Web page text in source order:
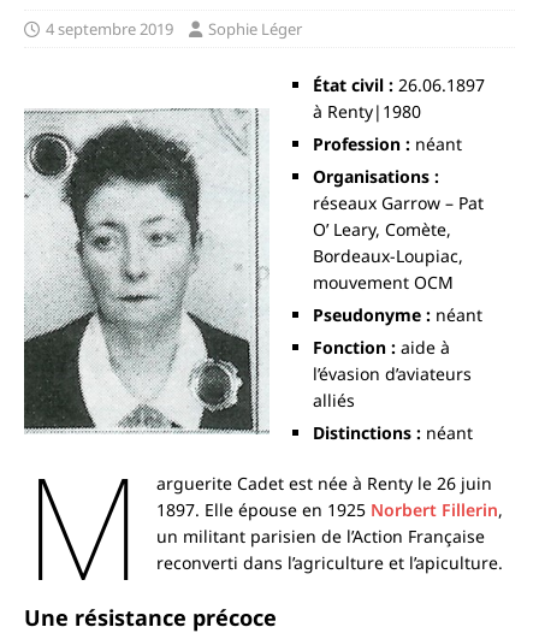
4 septembre 2019 Sophie Léger
État civil : 26.06.1897
à Renty|1980
Profession : néant
Organisations :
réseaux Garrow – Pat
O’ Leary, Comète,
Bordeaux-Loupiac,
mouvement OCM
Pseudonyme : néant
Fonction : aide à
l’évasion d’aviateurs
alliés
Distinctions : néant
M
arguerite Cadet est née à Renty le 26 juin
1897. Elle épouse en 1925 Norbert Fillerin,
un militant parisien de l’Action Française
reconverti dans l’agriculture et l’apiculture.
Une résistance précoce